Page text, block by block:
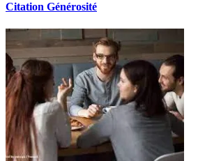
Citation Générosité